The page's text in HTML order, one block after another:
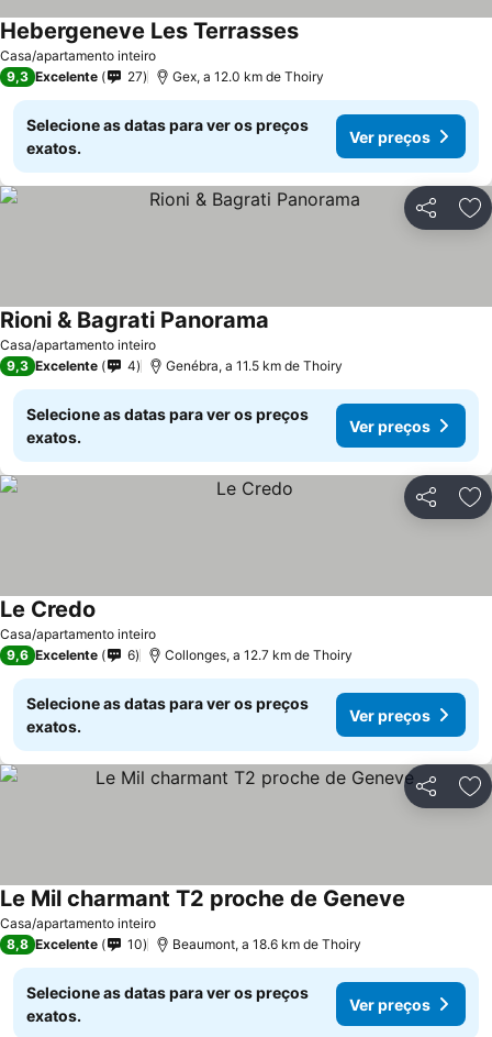
Casa/apartamento inteiro
Hebergeneve Les Terrasses
9,3 Excelente 27 Gex, a 12.0 km de Thoiry
Selecione as datas para ver os preços
exatos.
Ver preços
Partilhar
Casa/apartamento inteiro
Rioni & Bagrati Panorama
9,3 Excelente 4 Genébra, a 11.5 km de Thoiry
Selecione as datas para ver os preços
exatos.
Ver preços
Partilhar
Casa/apartamento inteiro
Le Credo
9,6 Excelente 6 Collonges, a 12.7 km de Thoiry
Selecione as datas para ver os preços
exatos.
Ver preços
Partilhar
Casa/apartamento inteiro
Le Mil charmant T2 proche de Geneve
8,8 Excelente 10 Beaumont, a 18.6 km de Thoiry
Selecione as datas para ver os preços
exatos.
Ver preços